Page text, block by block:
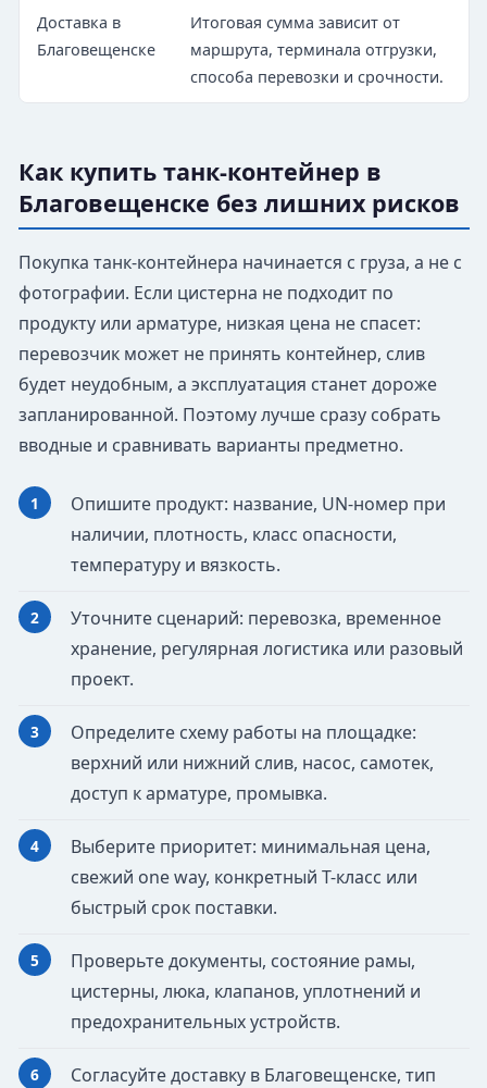
Доставка в
Благовещенске
Итоговая сумма зависит от
маршрута, терминала отгрузки,
способа перевозки и срочности.
Как купить танк-контейнер в
Благовещенске без лишних рисков
Покупка танк-контейнера начинается с груза, а не с
фотографии. Если цистерна не подходит по
продукту или арматуре, низкая цена не спасет:
перевозчик может не принять контейнер, слив
будет неудобным, а эксплуатация станет дороже
запланированной. Поэтому лучше сразу собрать
вводные и сравнивать варианты предметно.
Опишите продукт: название, UN-номер при
наличии, плотность, класс опасности,
температуру и вязкость.
Уточните сценарий: перевозка, временное
хранение, регулярная логистика или разовый
проект.
Определите схему работы на площадке:
верхний или нижний слив, насос, самотек,
доступ к арматуре, промывка.
Выберите приоритет: минимальная цена,
свежий one way, конкретный T-класс или
быстрый срок поставки.
Проверьте документы, состояние рамы,
цистерны, люка, клапанов, уплотнений и
предохранительных устройств.
Согласуйте доставку в Благовещенске, тип